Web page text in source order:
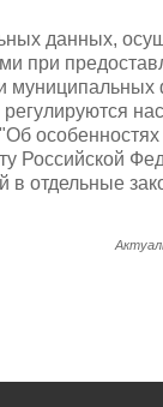
данных,
при
муниципальных
особенностях
Российской
отдельные